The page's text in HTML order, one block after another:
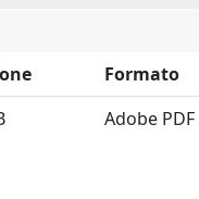
Formato
Adobe PDF